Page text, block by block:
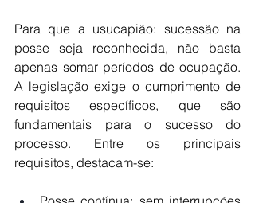
Para que a usucapião: sucessão na
posse seja reconhecida, não basta
apenas somar períodos de ocupação.
A legislação exige o cumprimento de
requisitos específicos, que são
fundamentais para o sucesso do
processo. Entre os principais
requisitos, destacam-se: